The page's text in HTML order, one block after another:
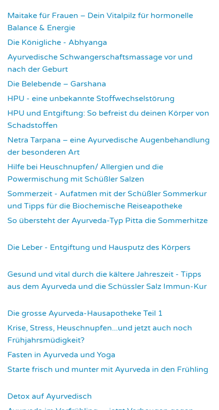
Maitake für Frauen – Dein Vitalpilz für hormonelle
Balance & Energie
Die Königliche - Abhyanga
Ayurvedische Schwangerschaftsmassage vor und
nach der Geburt
Die Belebende – Garshana
HPU - eine unbekannte Stoffwechselstörung
HPU und Entgiftung: So befreist du deinen Körper von
Schadstoffen
Netra Tarpana – eine Ayurvedische Augenbehandlung
der besonderen Art
Hilfe bei Heuschnupfen/ Allergien und die
Powermischung mit Schüßler Salzen
Sommerzeit - Aufatmen mit der Schüßler Sommerkur
und Tipps für die Biochemische Reiseapotheke
So übersteht der Ayurveda-Typ Pitta die Sommerhitze
Die Leber - Entgiftung und Hausputz des Körpers
Gesund und vital durch die kältere Jahreszeit - Tipps
aus dem Ayurveda und die Schüssler Salz Immun-Kur
Die grosse Ayurveda-Hausapotheke Teil 1
Krise, Stress, Heuschnupfen...und jetzt auch noch
Frühjahrsmüdigkeit?
Fasten in Ayurveda und Yoga
Starte frisch und munter mit Ayurveda in den Frühling
Detox auf Ayurvedisch